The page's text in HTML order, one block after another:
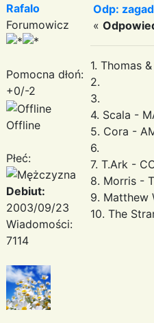
Rafalo
Forumowicz
Pomocna dłoń:
+0/-2
Offline
Płeć:
Debiut:
2003/09/23
Wiadomości:
7114
Odp:
«
1. Thomas
2.
3.
4. Scala -
5. Cora -
6.
7. T.Ark -
8. Morris -
9. Matthew
10. The